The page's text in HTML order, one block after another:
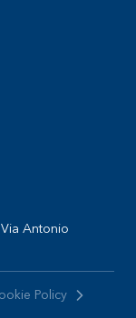
Via Antonio
Policy